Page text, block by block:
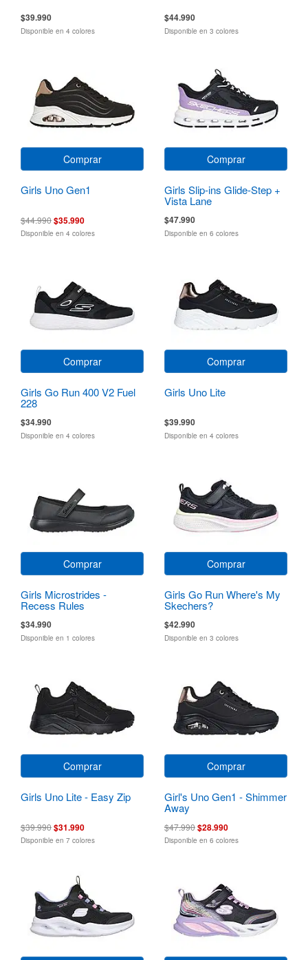
$39.990
Disponible en 4 colores
$44.990
Disponible en 3 colores
Comprar
Girls Uno Gen1
$44.990$35.990
Disponible en 4 colores
Comprar
Girls Slip-ins Glide-Step +
Vista Lane
$47.990
Disponible en 6 colores
Comprar
Girls Go Run 400 V2 Fuel
228
$34.990
Disponible en 4 colores
Comprar
Girls Uno Lite
$39.990
Disponible en 4 colores
Comprar
Girls Microstrides -
Recess Rules
$34.990
Disponible en 1 colores
Comprar
Girls Go Run Where's My
Skechers?
$42.990
Disponible en 3 colores
Comprar
Girls Uno Lite - Easy Zip
$39.990$31.990
Disponible en 7 colores
Comprar
Girl's Uno Gen1 - Shimmer
Away
$47.990$28.990
Disponible en 6 colores